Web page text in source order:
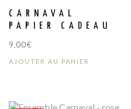
CARNAVAL
PAPIER CADEAU
9,00€
AJOUTER AU PANIER